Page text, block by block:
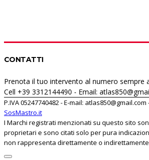
CONTATTI
Prenota il tuo intervento al numero sempre
Cell +39 3312144490 - Email:
P.IVA 05247740482 - E-mail:
SosMastro.it
I Marchi registrati menzionati su questo sito
proprietari e sono citati solo per pura
non rappresenta direttamente o